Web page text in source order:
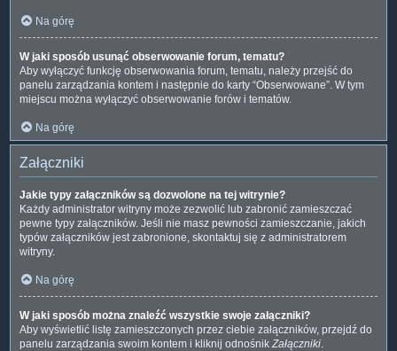
Na górę
W jaki sposób usunąć obserwowanie forum, tematu?
Aby wyłączyć funkcję obserwowania forum, tematu, należy przejść do
panelu zarządzania kontem i następnie do karty “Obserwowane”. W tym
miejscu można wyłączyć obserwowanie forów i tematów.
Na górę
Załączniki
Jakie typy załączników są dozwolone na tej witrynie?
Każdy administrator witryny może zezwolić lub zabronić zamieszczać
pewne typy załączników. Jeśli nie masz pewności zamieszczanie, jakich
typów załączników jest zabronione, skontaktuj się z administratorem
witryny.
Na górę
W jaki sposób można znaleźć wszystkie swoje załączniki?
Aby wyświetlić listę zamieszczonych przez ciebie załączników, przejdź do
panelu zarządzania swoim kontem i kliknij odnośnik Załączniki.